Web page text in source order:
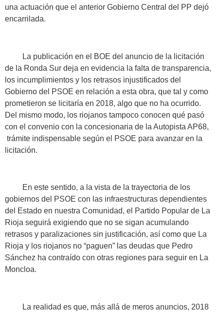
una actuación que el anterior Gobierno Central del PP dejó
encarrilada.
La publicación en el BOE del anuncio de la licitación
de la Ronda Sur deja en evidencia la falta de transparencia,
los incumplimientos y los retrasos injustificados del
Gobierno del PSOE en relación a esta obra, que tal y como
prometieron se licitaría en 2018, algo que no ha ocurrido.
Del mismo modo, los riojanos tampoco conocen qué pasó
con el convenio con la concesionaria de la Autopista AP68,
trámite indispensable según el PSOE para avanzar en la
licitación.
En este sentido, a la vista de la trayectoria de los
gobiernos del PSOE con las infraestructuras dependientes
del Estado en nuestra Comunidad, el Partido Popular de La
Rioja seguirá exigiendo que no se sigan acumulando
retrasos y paralizaciones sin justificación, así como que La
Rioja y los riojanos no “paguen” las deudas que Pedro
Sánchez ha contraído con otras regiones para seguir en La
Moncloa.
La realidad es que, más allá de meros anuncios, 2018